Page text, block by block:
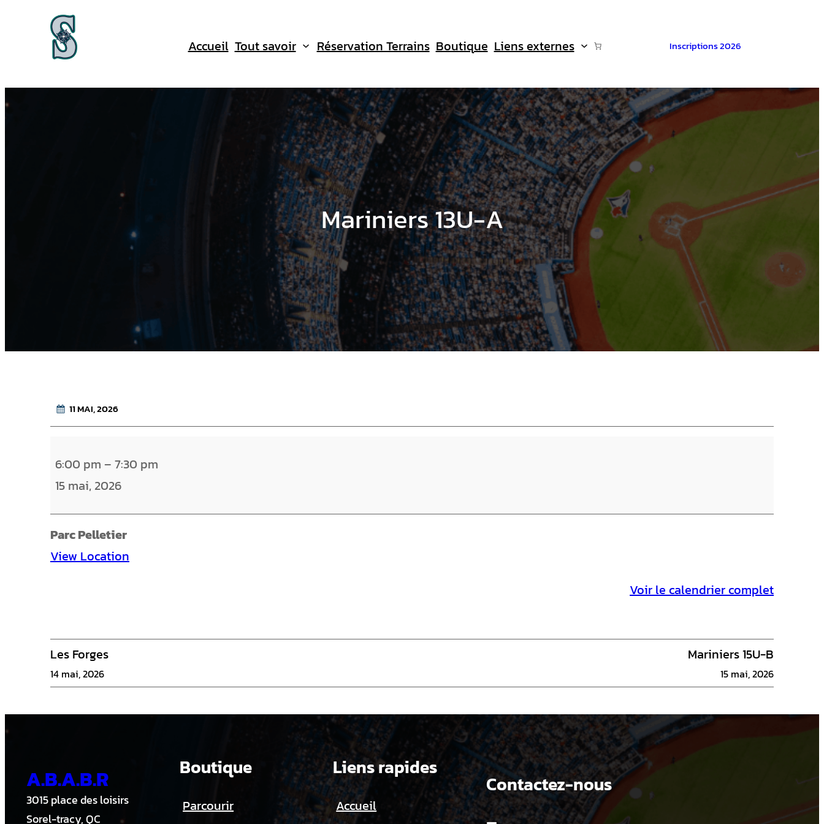
Accueil Tout savoir Réservation Terrains Boutique Liens externes Inscriptions 2026
Mariniers 13U-A
11 MAI, 2026
a
i
n
i
1
3
U
6:00 pm – 7:30 pm
15 mai, 2026
Parc Pelletier
View Location
Voir le calendrier complet
Les Forges
14 mai, 2026
Mariniers 15U-B
15 mai, 2026
A.B.A.B.R
3015 place des loisirs
Sorel-tracy, QC
Boutique
Parcourir
Liens rapides
Accueil
Contactez-nous